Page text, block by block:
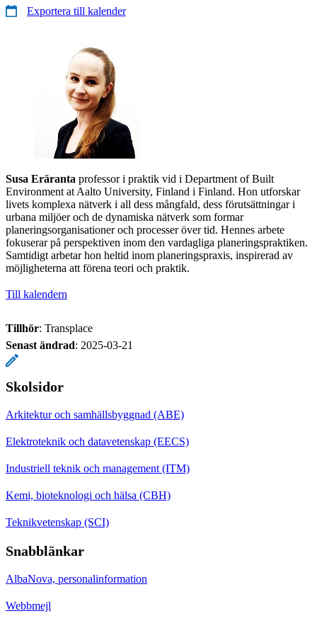
Exportera till kalender
Susa Eräranta professor i praktik vid i Department of Built
Environment at Aalto University, Finland i Finland. Hon utforskar
livets komplexa nätverk i all dess mångfald, dess förutsättningar i
urbana miljöer och de dynamiska nätverk som formar
planeringsorganisationer och processer över tid. Hennes arbete
fokuserar på perspektiven inom den vardagliga planeringspraktiken.
Samtidigt arbetar hon heltid inom planeringspraxis, inspirerad av
möjligheterna att förena teori och praktik.
Till kalendern
Tillhör: Transplace
Senast ändrad: 2025-03-21
Skolsidor
Arkitektur och samhällsbyggnad (ABE)
Elektroteknik och datavetenskap (EECS)
Industriell teknik och management (ITM)
Kemi, bioteknologi och hälsa (CBH)
Teknikvetenskap (SCI)
Snabblänkar
AlbaNova, personalinformation
Webbmejl